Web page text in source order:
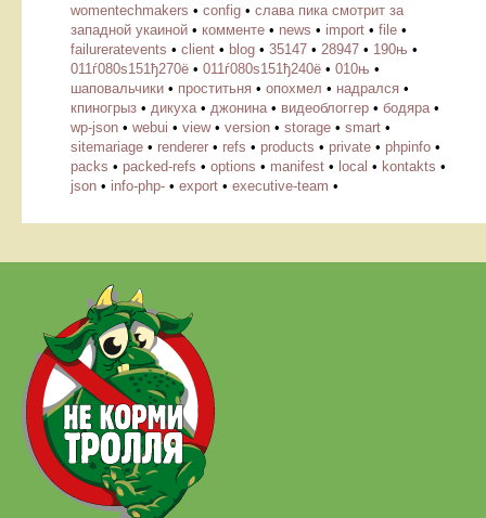
womentechmakers • config • слава пика смотрит за
западной укаиной • комменте • news • import • file •
failureratevents • client • blog • 35147 • 28947 • 190њ •
011ѓ080ѕ151ђ270ё • 011ѓ080ѕ151ђ240ё • 010њ •
шаповальчики • проститьня • опохмел • надрался •
кпиногрыз • дикуха • джонина • видеоблоггер • бодяра •
wp-json • webui • view• version • storage • smart •
sitemariage • renderer • refs • products • private • phpinfo •
packs • packed-refs • options • manifest • local • kontakts •
json • info-php- • export • executive-team •